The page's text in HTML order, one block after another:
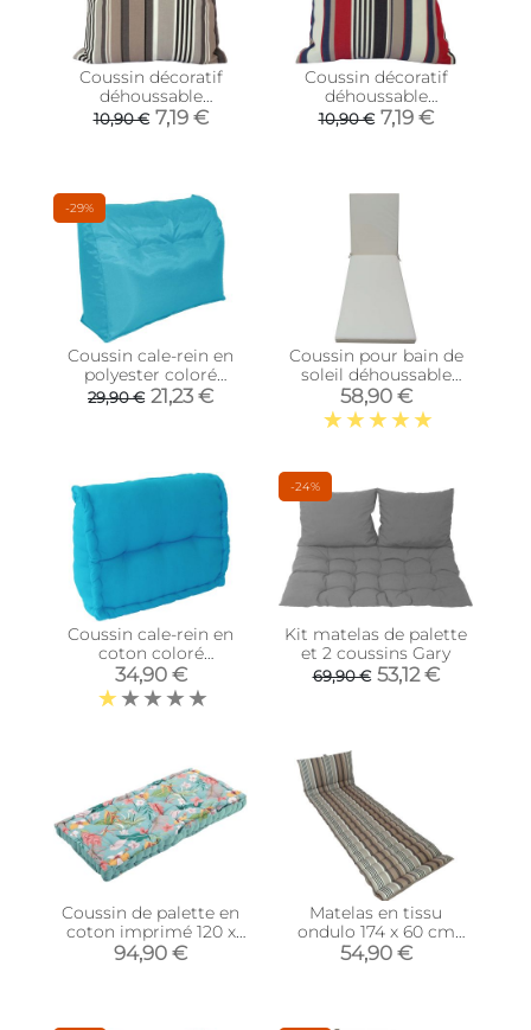
Coussin décoratif
déhoussable
Amsterdam
10,90 € 7,19 €
Coussin décoratif
déhoussable
Armorique
10,90 € 7,19 €
-29%
Coussin cale-rein en
polyester coloré
(Turquoise)
29,90 € 21,23 €
Coussin pour bain de
soleil déhoussable
Monte Carlo (Ivoire)
58,90 €
Coussin cale-rein en
coton coloré
(Turquoise)
34,90 €
-24%
Kit matelas de palette
et 2 coussins Gary
69,90 € 53,12 €
Coussin de palette en
coton imprimé 120 x
80 cm (Angele)
94,90 €
Matelas en tissu
ondulo 174 x 60 cm
Amsterdam
54,90 €